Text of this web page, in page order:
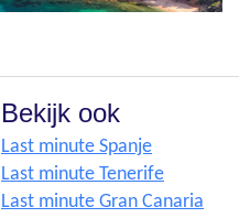
Bekijk ook
Last minute Spanje
Last minute Tenerife
Last minute Gran Canaria